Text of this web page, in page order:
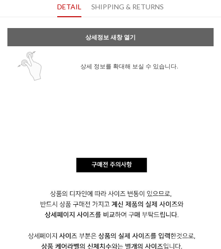
DETAIL SHIPPING & RETURNS
상세정보 새창 열기
상세 정보를 확대해 보실 수 있습니다.